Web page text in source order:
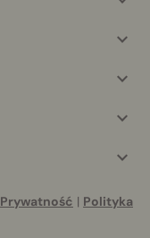
Prywatność | Polityka